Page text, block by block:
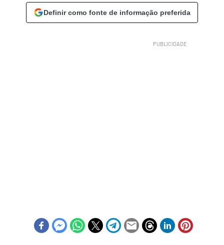
Definir como fonte de informação preferida